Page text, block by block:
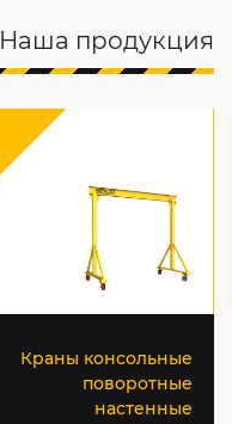
Наша продукция
Краны консольные
поворотные
настенные